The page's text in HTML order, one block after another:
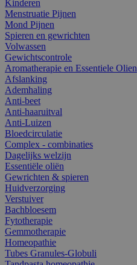
Kinderen
Menstruatie Pijnen
Mond Pijnen
Spieren en gewrichten
Volwassen
Gewichtscontrole
Aromatherapie en Essentiele Olien
Afslanking
Ademhaling
Anti-beet
Anti-haaruitval
Anti-Luizen
Bloedcirculatie
Complex - combinaties
Dagelijks welzijn
Essentiële oliën
Gewrichten & spieren
Huidverzorging
Verstuiver
Bachbloesem
Fytotherapie
Gemmotherapie
Homeopathie
Tubes Granules-Globuli